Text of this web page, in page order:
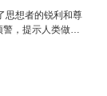
思想者的锐利和尊
，提示人类做出